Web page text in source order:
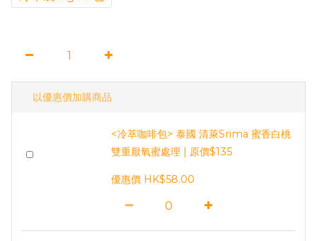
以優惠價加購商品
<冷萃咖啡包> 泰國 清萊Srima 蜜香白桃
雙重厭氧蜜處理 | 原價$135
優惠價 HK$58.00